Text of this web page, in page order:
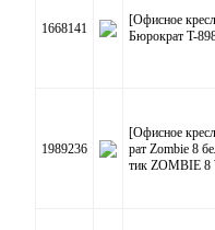
1668141
[Офисное
Бюрократ T-
1989236
[Офисное
рат Zombie 8
тик ZOMBIE 8